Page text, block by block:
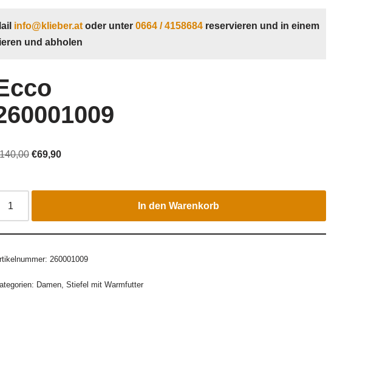
info@klieber.at oder unter 0664 / 4158684 reservieren und in einem
und abholen
€69,90
In den Warenkorb
260001009
Damen, Stiefel mit Warmfutter